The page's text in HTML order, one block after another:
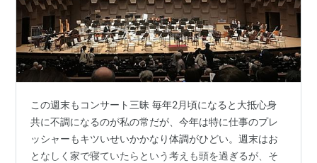
この週末もコンサート三昧 毎年2月頃になると大抵心身
共に不調になるのが私の常だが、今年は特に仕事のプレ
ッシャーもキツいせいかかなり体調がひどい。週末はお
となしく家で寝ていたらという考えも頭を過ぎるが、そ